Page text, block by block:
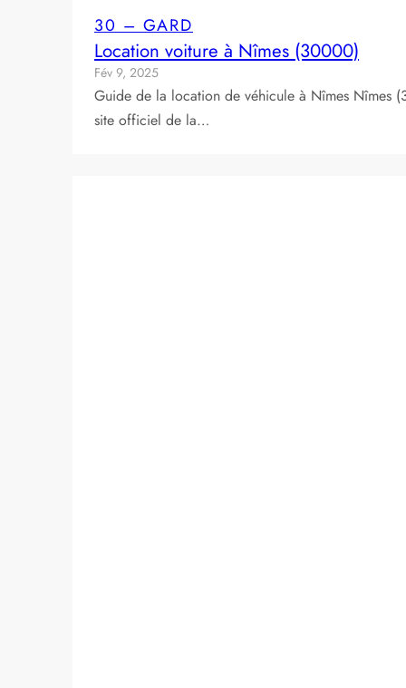
30 – GARD
Location voiture à Nîmes (30000)
Fév 9, 2025
Guide de la location de véhicule à Nîmes Nîmes
site officiel de la…